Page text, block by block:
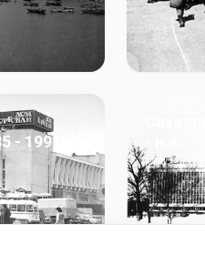
- 1991 гг
13фото